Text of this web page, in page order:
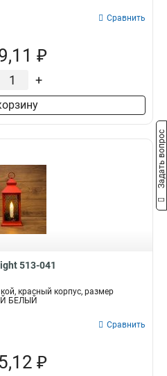
Сравнить
₽
+
513-041
красный корпус, размер
БЕЛЫЙ
Сравнить
₽
Задать вопрос